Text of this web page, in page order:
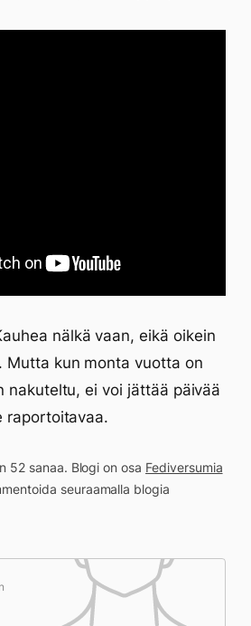
nälkä vaan, eikä oikein
Mutta kun monta vuotta on
nakuteltu, ei voi jättää päivää
raportoitavaa.
52 sanaa. Blogi on osa Fediversumia
seuraamalla blogia